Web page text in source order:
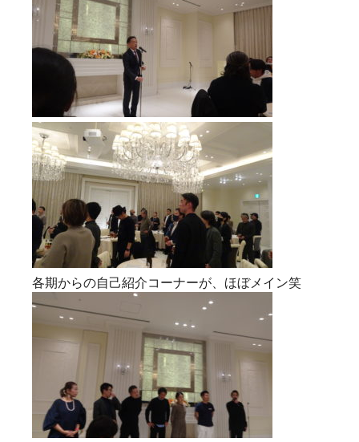
各期からの自己紹介コーナーが、ほぼメイン笑